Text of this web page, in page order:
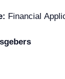
Financial